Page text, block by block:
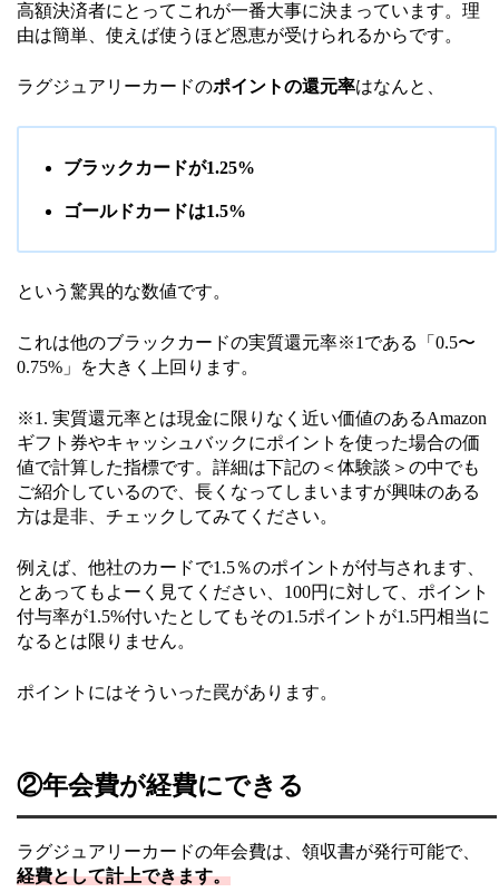
高額決済者にとってこれが一番大事に決まっています。理
由は簡単、使えば使うほど恩恵が受けられるからです。
ラグジュアリーカードのポイントの還元率はなんと、
ブラックカードが1.25%
ゴールドカードは1.5%
という驚異的な数値です。
これは他のブラックカードの実質還元率※1である「0.5〜
0.75%」を大きく上回ります。
※1. 実質還元率とは現金に限りなく近い価値のあるAmazon
ギフト券やキャッシュバックにポイントを使った場合の価
値で計算した指標です。詳細は下記の＜体験談＞の中でも
ご紹介しているので、長くなってしまいますが興味のある
方は是非、チェックしてみてください。
例えば、他社のカードで1.5％のポイントが付与されます、
とあってもよーく見てください、100円に対して、ポイント
付与率が1.5%付いたとしてもその1.5ポイントが1.5円相当に
なるとは限りません。
ポイントにはそういった罠があります。
②年会費が経費にできる
ラグジュアリーカードの年会費は、領収書が発行可能で、
経費として計上できます。